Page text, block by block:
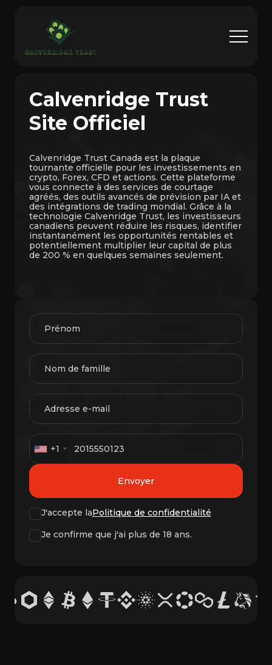
Calvenridge Trust
Site Officiel
Calvenridge Trust Canada est la plaque
tournante officielle pour les investissements en
crypto, Forex, CFD et actions. Cette plateforme
vous connecte à des services de courtage
agréés, des outils avancés de prévision par IA et
des intégrations de trading mondial. Grâce à la
technologie Calvenridge Trust, les investisseurs
canadiens peuvent réduire les risques, identifier
instantanément les opportunités rentables et
potentiellement multiplier leur capital de plus
de 200 % en quelques semaines seulement.
+1
Envoyer
J'accepte laPolitique de confidentialité
Je confirme que j'ai plus de 18 ans.